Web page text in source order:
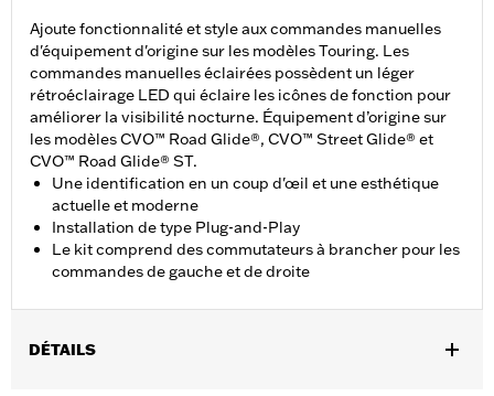
Ajoute fonctionnalité et style aux commandes manuelles
d'équipement d'origine sur les modèles Touring. Les
commandes manuelles éclairées possèdent un léger
rétroéclairage LED qui éclaire les icônes de fonction pour
améliorer la visibilité nocturne. Équipement d’origine sur
les modèles CVO™ Road Glide®, CVO™ Street Glide® et
CVO™ Road Glide® ST.
Une identification en un coup d'œil et une esthétique
actuelle et moderne
Installation de type Plug-and-Play
Le kit comprend des commutateurs à brancher pour les
commandes de gauche et de droite
DÉTAILS